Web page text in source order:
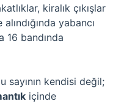
kiralık çıkışlar
yabancı
16 bandında
sayının kendisi değil;
içinde